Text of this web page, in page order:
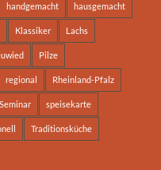
handgemacht hausgemacht
Klassiker Lachs
Pilze
regional Rheinland-Pfalz
Seminar speisekarte
Traditionsküche